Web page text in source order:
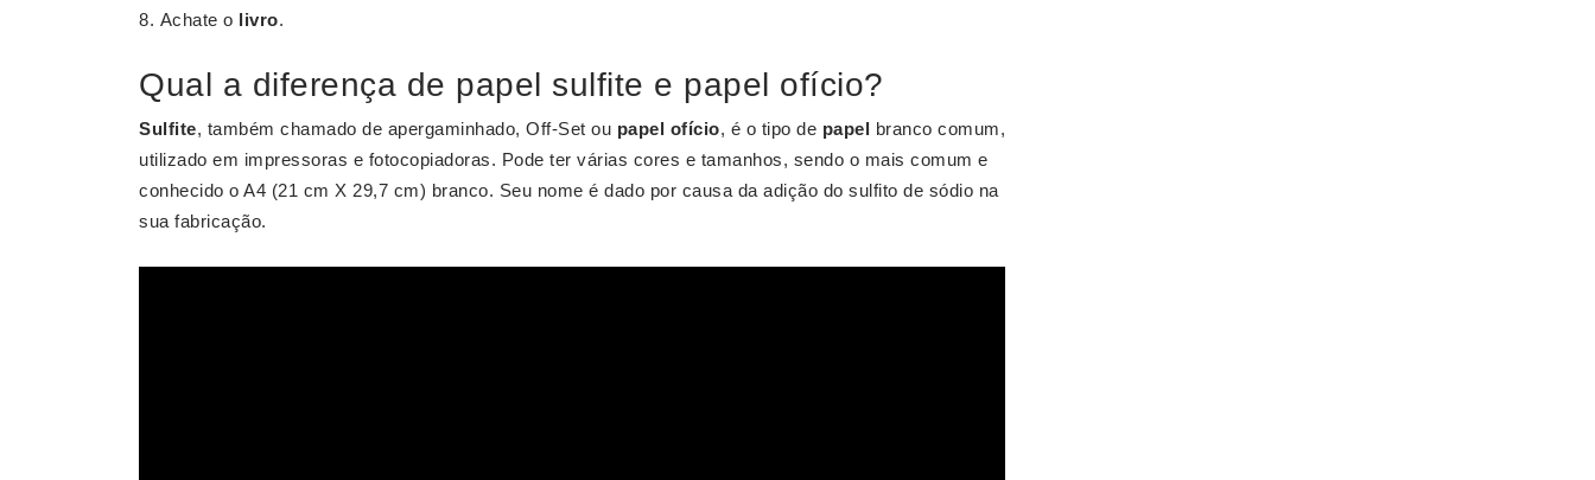
Achate o livro.
Qual a diferença de papel sulfite e papel ofício?
Sulfite, também chamado de apergaminhado, Off-Set ou papel ofício, é o tipo de papel branco comum,
utilizado em impressoras e fotocopiadoras. Pode ter várias cores e tamanhos, sendo o mais comum e
conhecido o A4 (21 cm X 29,7 cm) branco. Seu nome é dado por causa da adição do sulfito de sódio na
sua fabricação.